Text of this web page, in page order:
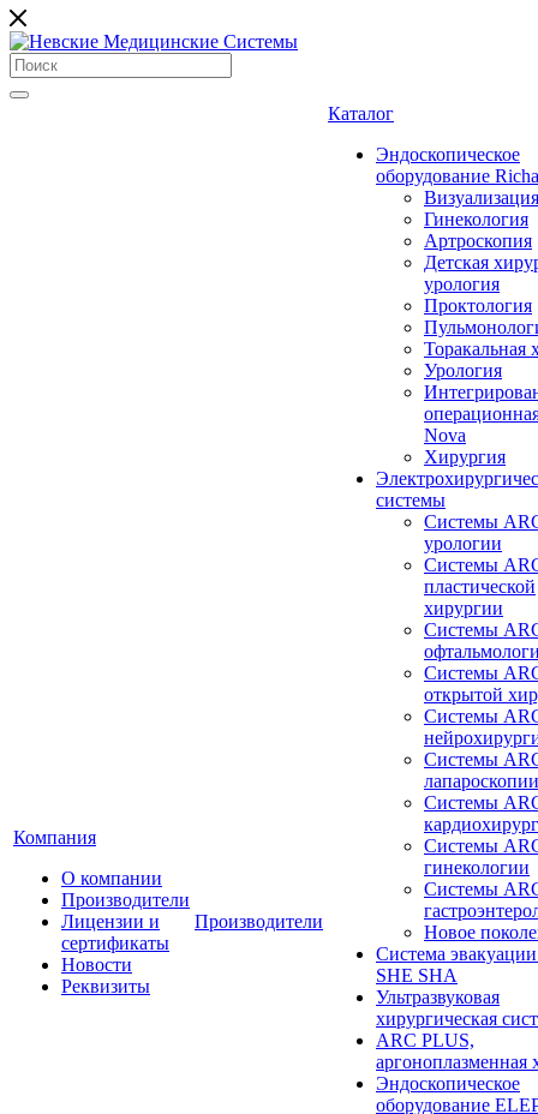
Компания
О компании
Производители
Лицензии и
сертификаты
Новости
Реквизиты
Производители
Каталог
Эндоскопическое
оборудование
Визуализация
Гинекология
Артроскопия
Детская
урология
Проктология
Торакальная
Урология
Nova
Хирургия
системы
Системы
урологии
Системы
пластической
хирургии
Системы
Системы
открытой
Системы
Системы
лапароскопии
Системы
Системы
гинекологии
Системы
Новое
Система
SHE SHA
Ультразвуковая
хирургическая
ARC PLUS,
аргоноплазменная
Эндоскопическое
оборудование